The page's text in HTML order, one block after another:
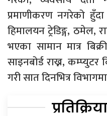
प्रमाणीकरण नगरेको
हिमालयन ट्रेडिङ्ग, ठमेल,
भएका सामान मात्र
साइनबोर्ड राख्न,
गरी सात दिनभित्र